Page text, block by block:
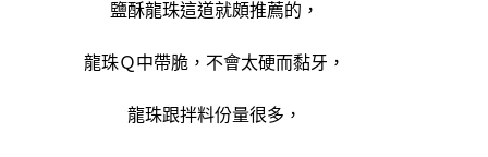
鹽酥龍珠這道就頗推薦的，
龍珠Ｑ中帶脆，不會太硬而黏牙，
龍珠跟拌料份量很多，